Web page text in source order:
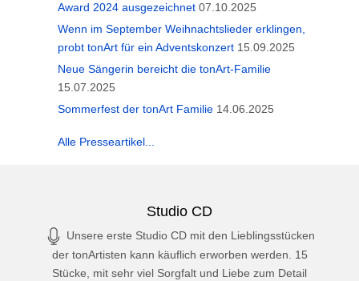
Award 2024 ausgezeichnet 07.10.2025
Wenn im September Weihnachtslieder erklingen,
probt tonArt für ein Adventskonzert 15.09.2025
Neue Sängerin bereicht die tonArt-Familie
15.07.2025
Sommerfest der tonArt Familie 14.06.2025
Alle Presseartikel...
Studio CD
Unsere erste Studio CD mit den Lieblingsstücken
der tonArtisten kann käuflich erworben werden. 15
Stücke, mit sehr viel Sorgfalt und Liebe zum Detail